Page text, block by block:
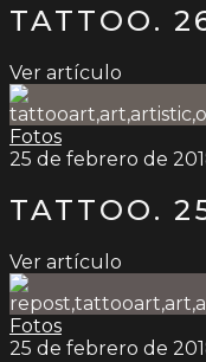
TATTOO.
Ver artículo
Fotos
25 de febrero de
TATTOO.
Ver artículo
Fotos
25 de febrero de